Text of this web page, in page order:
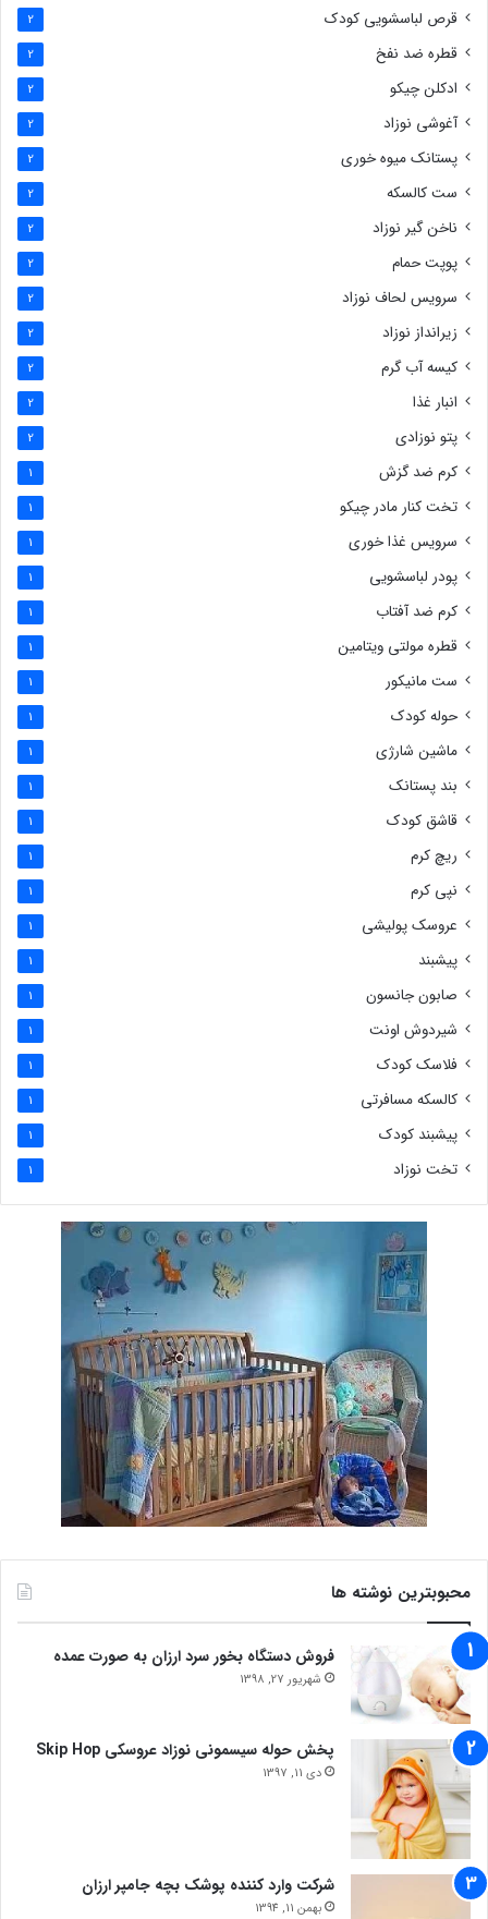
قرص لباسشویی کودک 2
قطره ضد نفخ 2
ادکلن چیکو 2
آغوشی نوزاد 2
پستانک میوه خوری 2
ست کالسکه 2
ناخن گیر نوزاد 2
پوپت حمام 2
سرویس لحاف نوزاد 2
زیرانداز نوزاد 2
کیسه آب گرم 2
انبار غذا 2
پتو نوزادی 2
کرم ضد گزش 1
تخت کنار مادر چیکو 1
سرویس غذا خوری 1
پودر لباسشویی 1
کرم ضد آفتاب 1
قطره مولتی ویتامین 1
ست مانیکور 1
حوله کودک 1
ماشین شارژی 1
بند پستانک 1
قاشق کودک 1
ریچ کرم 1
نپی کرم 1
عروسک پولیشی 1
پیشبند 1
صابون جانسون 1
شیردوش اونت 1
فلاسک کودک 1
کالسکه مسافرتی 1
پیشبند کودک 1
تخت نوزاد 1
محبوبترین نوشته ها
فروش دستگاه بخور سرد ارزان به صورت عمده
شهریور 27, 1398
پخش حوله سیسمونی نوزاد عروسکی Skip Hop
دی 11, 1397
شرکت وارد کننده پوشک بچه جامپر ارزان
بهمن 11, 1394